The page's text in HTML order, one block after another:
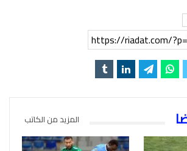
https://riadat.com/
المزيد من الكاتب